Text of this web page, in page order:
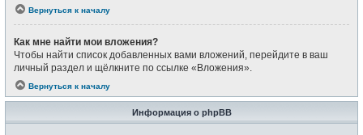
Вернуться к началу
Как мне найти мои вложения?
Чтобы найти список добавленных вами вложений, перейдите в ваш
личный раздел и щёлкните по ссылке «Вложения».
Вернуться к началу
Информация о phpBB